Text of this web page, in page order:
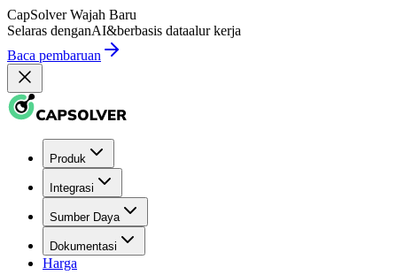
CapSolver Wajah Baru
Selaras denganAI&berbasis dataalur kerja
Baca pembaruan
Produk
Integrasi
Sumber Daya
Dokumentasi
Harga